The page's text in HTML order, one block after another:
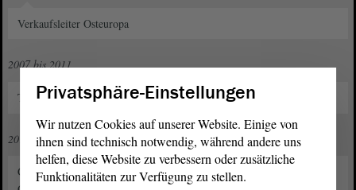
Verkaufsleiter Osteuropa
2007 bis 2011
Teamleiter internationaler Holzhandel
2011 bis 2023
Geschäftsführender Gesellschafter internationaler Holzhandel in
Privatsphäre-Einstellungen
Wir nutzen Cookies auf unserer Website. Einige von
ihnen sind technisch notwendig, während andere uns
helfen, diese Website zu verbessern oder zusätzliche
Funktionalitäten zur Verfügung zu stellen.